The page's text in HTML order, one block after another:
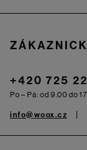
+420 725
Po – Pá: od 9.00 do
info@woox.cz